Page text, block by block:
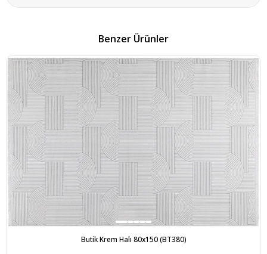
Benzer Ürünler
Butik Krem Halı 80x150 (BT380)